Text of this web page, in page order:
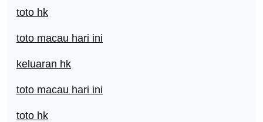
toto hk
toto macau hari ini
keluaran hk
toto macau hari ini
toto hk